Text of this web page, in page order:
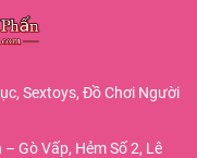
Sextoys, Đồ Chơi Người
Gò Vấp, Hẻm Số 2, Lê